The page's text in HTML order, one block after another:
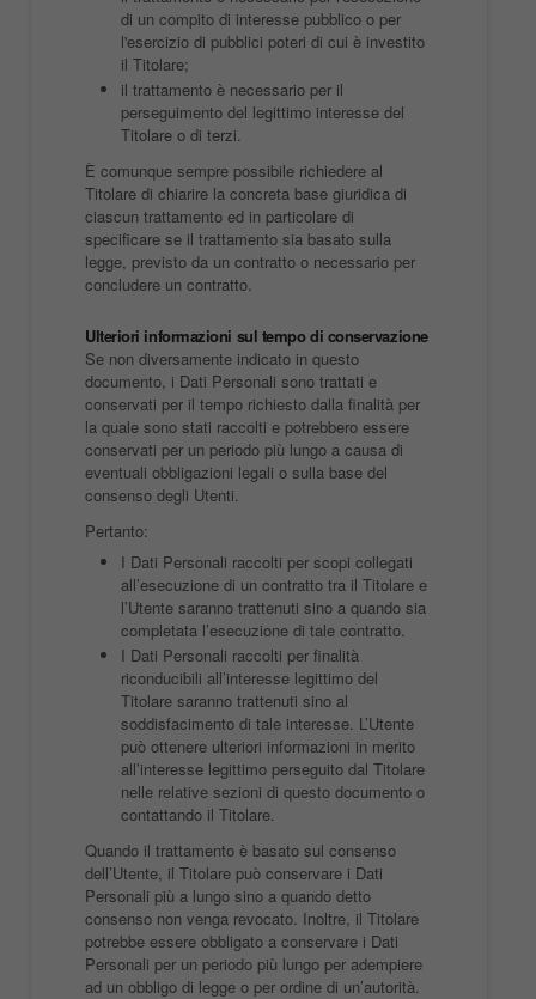
di un compito di interesse pubblico o per
l'esercizio di pubblici poteri di cui è investito
il Titolare;
il trattamento è necessario per il
perseguimento del legittimo interesse del
Titolare o di terzi.
È comunque sempre possibile richiedere al
Titolare di chiarire la concreta base giuridica di
ciascun trattamento ed in particolare di
specificare se il trattamento sia basato sulla
legge, previsto da un contratto o necessario per
concludere un contratto.
Ulteriori informazioni sul tempo di conservazione
Se non diversamente indicato in questo
documento, i Dati Personali sono trattati e
conservati per il tempo richiesto dalla finalità per
la quale sono stati raccolti e potrebbero essere
conservati per un periodo più lungo a causa di
eventuali obbligazioni legali o sulla base del
consenso degli Utenti.
Pertanto:
I Dati Personali raccolti per scopi collegati
all’esecuzione di un contratto tra il Titolare e
l’Utente saranno trattenuti sino a quando sia
completata l’esecuzione di tale contratto.
I Dati Personali raccolti per finalità
riconducibili all’interesse legittimo del
Titolare saranno trattenuti sino al
soddisfacimento di tale interesse. L’Utente
può ottenere ulteriori informazioni in merito
all’interesse legittimo perseguito dal Titolare
nelle relative sezioni di questo documento o
contattando il Titolare.
Quando il trattamento è basato sul consenso
dell’Utente, il Titolare può conservare i Dati
Personali più a lungo sino a quando detto
consenso non venga revocato. Inoltre, il Titolare
potrebbe essere obbligato a conservare i Dati
Personali per un periodo più lungo per adempiere
ad un obbligo di legge o per ordine di un’autorità.